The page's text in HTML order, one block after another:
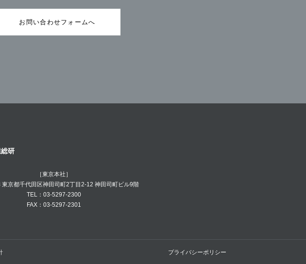
お問い合わせフォームへ
研
［東京本社］
京都千代田区神田司町2丁目2-12 神田司町ビル9階
TEL：03-5297-2300
FAX：03-5297-2301
プライバシーポリシー